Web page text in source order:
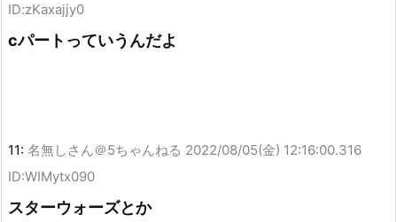
ID:zKaxajjy0
cパートっていうんだよ
11: 名無しさん＠5ちゃんねる 2022/08/05(金) 12:16:00.316
ID:WIMytx090
スターウォーズとか